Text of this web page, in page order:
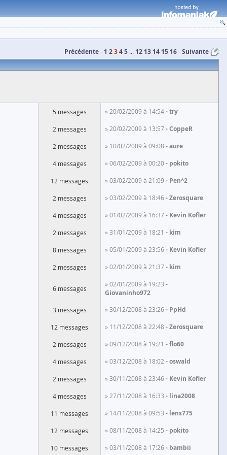
Précédente 1 2345 ... 12 13 14 15 16 Suivante
5 messages » 20/02/2009 à 14:54 try
2 messages » 20/02/2009 à 13:57 CoppeR
2 messages » 10/02/2009 à 09:08 aure
4 messages » 06/02/2009 à 00:20 pokito
12 messages » 03/02/2009 à 21:09 Pen^2
2 messages » 03/02/2009 à 18:46 Zerosquare
4 messages » 01/02/2009 à 16:37 Kevin Kofler
2 messages » 31/01/2009 à 18:21 kim
8 messages » 05/01/2009 à 23:56 Kevin Kofler
2 messages » 02/01/2009 à 21:37 kim
6 messages
» 02/01/2009 à 19:23
Giovaninho972
3 messages » 30/12/2008 à 23:26 PpHd
12 messages » 11/12/2008 à 22:48 Zerosquare
2 messages » 09/12/2008 à 19:21 flo60
4 messages » 03/12/2008 à 18:02 oswald
2 messages » 30/11/2008 à 23:46 Kevin Kofler
4 messages » 27/11/2008 à 16:33 lina2008
11 messages » 14/11/2008 à 09:53 lens775
12 messages » 08/11/2008 à 14:25 pokito
10 messages » 03/11/2008 à 17:26 bambii